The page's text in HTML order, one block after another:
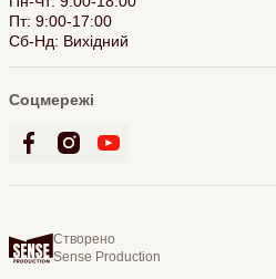
Пт: 9:00-17:00
Сб-Нд: Вихідний
Соцмережі
Створено
Sense Production